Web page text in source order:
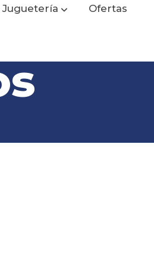
Juguetería Ofertas